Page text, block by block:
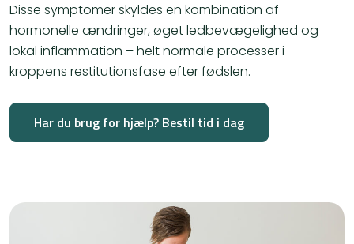
Disse symptomer skyldes en kombination af
hormonelle ændringer, øget ledbevægelighed og
lokal inflammation – helt normale processer i
kroppens restitutionsfase efter fødslen.
Har du brug for hjælp? Bestil tid i dag